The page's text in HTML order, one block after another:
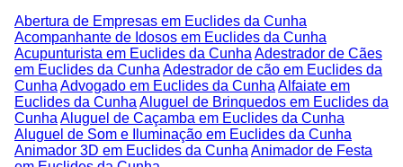
Abertura de Empresas em Euclides da Cunha
Acompanhante de Idosos em Euclides da Cunha
Acupunturista em Euclides da Cunha Adestrador de Cães
em Euclides da Cunha Adestrador de cão em Euclides da
Cunha Advogado em Euclides da Cunha Alfaiate em
Euclides da Cunha Aluguel de Brinquedos em Euclides da
Cunha Aluguel de Caçamba em Euclides da Cunha
Aluguel de Som e Iluminação em Euclides da Cunha
Animador 3D em Euclides da Cunha Animador de Festa